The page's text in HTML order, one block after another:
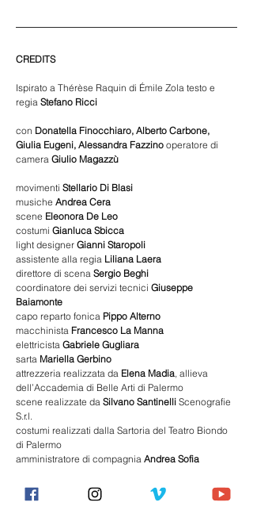
CREDITS
Ispirato a Thérèse Raquin di Émile Zola testo e
regia Stefano Ricci
con Donatella Finocchiaro, Alberto Carbone,
Giulia Eugeni, Alessandra Fazzino operatore di
camera Giulio Magazzù
movimenti Stellario Di Blasi
musiche Andrea Cera
scene Eleonora De Leo
costumi Gianluca Sbicca
light designer Gianni Staropoli
assistente alla regia Liliana Laera
direttore di scena Sergio Beghi
coordinatore dei servizi tecnici Giuseppe
Baiamonte
capo reparto fonica Pippo Alterno
macchinista Francesco La Manna
elettricista Gabriele Gugliara
sarta Mariella Gerbino
attrezzeria realizzata da Elena Madia, allieva
dell’Accademia di Belle Arti di Palermo
scene realizzate da Silvano Santinelli Scenografie
S.r.l.
costumi realizzati dalla Sartoria del Teatro Biondo
di Palermo
amministratore di compagnia Andrea Sofia
produzione Teatro Biondo Palermo